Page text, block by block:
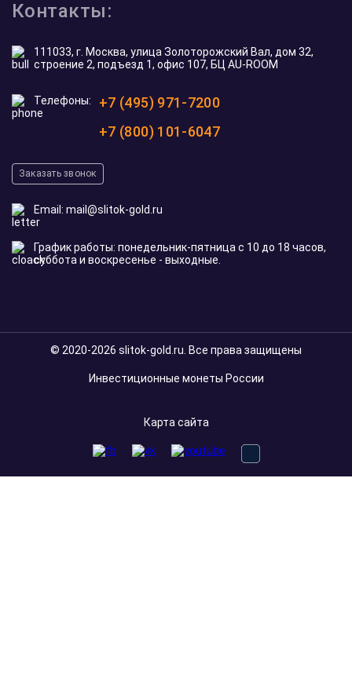
Контакты:
111033, г. Москва, улица Золоторожский Вал, дом 32,
строение 2, подъезд 1, офис 107, БЦ AU-ROOM
Телефоны:
+7 (495) 971-7200
+7 (800) 101-6047
Заказать звонок
Email: mail@slitok-gold.ru
График работы: понедельник-пятница с 10 до 18 часов,
суббота и воскресенье - выходные.
© 2020-2026 slitok-gold.ru. Все права защищены
Инвестиционные монеты России
Карта сайта